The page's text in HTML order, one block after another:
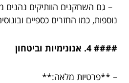
– גם השחקנים הוותיקים נהנים
נוספות, כמו החזרים כספיים
#### 4. אנונימיות וביטחון
– **פרטיות מלאה:**